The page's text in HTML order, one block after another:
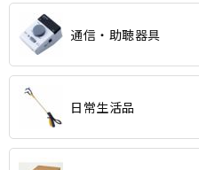
通信・助聴器具
日常生活品